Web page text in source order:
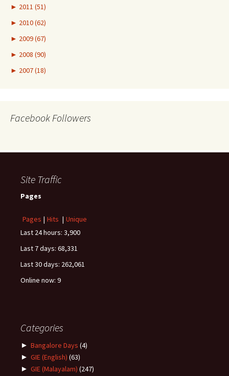
► 2011 (51)
► 2010 (62)
► 2009 (67)
► 2008 (90)
► 2007 (18)
Facebook Followers
Site Traffic
Pages
Pages | Hits | Unique
Last 24 hours: 3,900
Last 7 days: 68,331
Last 30 days: 262,061
Online now: 9
Categories
► Bangalore Days (4)
► GIE (English) (63)
► GIE (Malayalam) (247)